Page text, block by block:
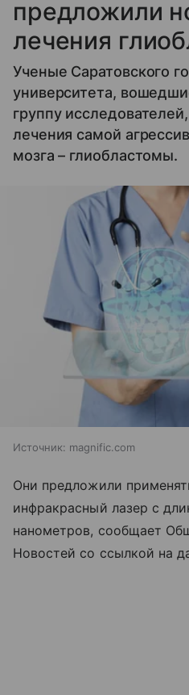
предложили
лечения
Ученые Саратовского
университета,
группу
лечения самой
мозга – глиобластомы.
Источник: magnific.com
Они предложили
инфракрасный лазер с
нанометров, сообщает
Новостей со ссылкой на